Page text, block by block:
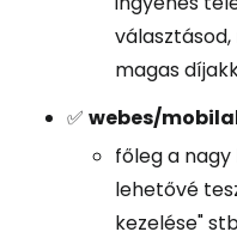
magas
✅ webes/
főleg a
lehetővé
kezelése"